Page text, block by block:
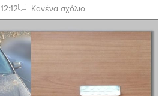
12:12 Κανένα σχόλιο